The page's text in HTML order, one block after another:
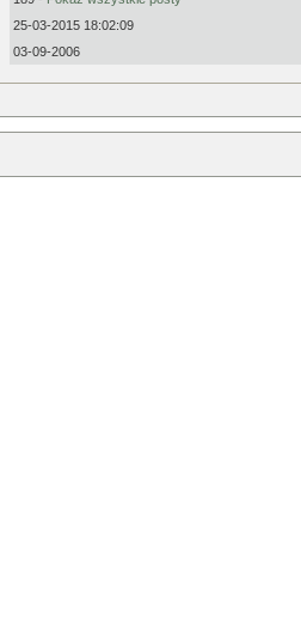
25-03-2015 18:02:09
03-09-2006